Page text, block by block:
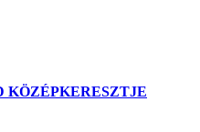
KÖZÉPKERESZTJE